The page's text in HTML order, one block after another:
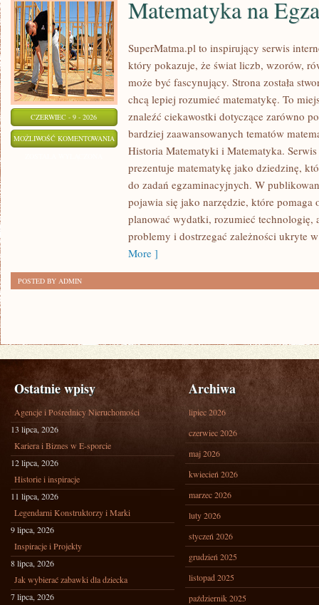
CZERWIEC - 9 - 2026
MOŻLIWOŚĆ KOMENTOWANIA MATEMATYKA
EGZAMINIE
Matematyka na
SuperMatma.pl to inspirujący serwis
który pokazuje, że świat liczb, wzorów,
może być fascynujący. Strona została
chcą lepiej rozumieć matematykę. To
znaleźć ciekawostki dotyczące zarówno
bardziej zaawansowanych tematów
Historia Matematyki i Matematyka.
prezentuje matematykę jako dziedzinę,
do zadań egzaminacyjnych. W
pojawia się jako narzędzie, które pomaga
planować wydatki, rozumieć technologię,
problemy i dostrzegać zależności ukryte
More ]
POSTED BY ADMIN
Ostatnie wpisy
Agencje i Pośrednicy Nieruchomości
13 lipca, 2026
Kariera i Biznes w E-sporcie
12 lipca, 2026
Historie i inspiracje
11 lipca, 2026
Legendarni Konstruktorzy i Marki
9 lipca, 2026
Inspiracje i Projekty
8 lipca, 2026
Jak wybierać zabawki dla dziecka
7 lipca, 2026
Archiwa
lipiec 2026
czerwiec 2026
maj 2026
kwiecień 2026
marzec 2026
luty 2026
styczeń 2026
grudzień 2025
listopad 2025
październik 2025